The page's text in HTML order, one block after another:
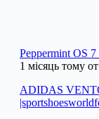
Peppermint OS
1 місяць тому
ADIDAS